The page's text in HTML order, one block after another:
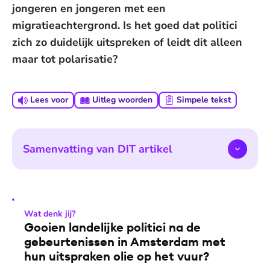
jongeren en jongeren met een
migratieachtergrond. Is het goed dat politici
zich zo duidelijk uitspreken of leidt dit alleen
maar tot polarisatie?
Lees voor Uitleg woorden Simpele tekst
Samenvatting van DIT artikel
Wat denk jij?
Gooien landelijke politici na de
gebeurtenissen in Amsterdam met
hun uitspraken olie op het vuur?